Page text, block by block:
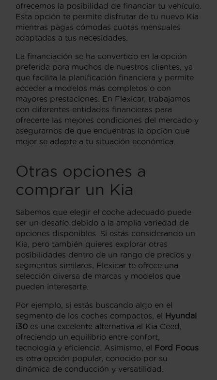
ofrecemos la posibilidad de financiar tu vehículo.
Esta opción te permite disfrutar de tu nuevo Kia
mientras pagas cómodas cuotas mensuales
adaptadas a tus necesidades.
La financiación se ha convertido en la opción
preferida para muchos de nuestros clientes, ya
que facilita la planificación financiera y permite
acceder a modelos más completos o con
mayores prestaciones. En Flexicar, trabajamos
con diferentes entidades financieras para
ofrecerte las mejores condiciones del mercado y
asegurarnos de que encuentras la opción que
mejor se adapte a tu situación económica.
Otras opciones a
comprar un Kia
Sabemos que elegir el coche adecuado puede
ser un desafío debido a la amplia variedad de
opciones disponibles. Si estás considerando un
Kia, pero también quieres explorar otras
posibilidades dentro de un rango de precios y
segmentos similares, Flexicar te ofrece una
selección diversa de marcas y modelos que
pueden interesarte.
Por ejemplo, si estás buscando algo en el
segmento de los coches compactos, el Hyundai
i30 es una excelente alternativa al Kia Ceed,
ofreciendo un equilibrio entre confort,
tecnología y eficiencia. Asimismo, el Ford Focus
es otra opción popular, conocido por su
dinámica de conducción y versatilidad.